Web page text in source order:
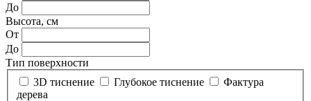
До
Высота, см
От
До
Тип поверхности
3D тиснение
Глубокое тиснение
Фактура
дерева